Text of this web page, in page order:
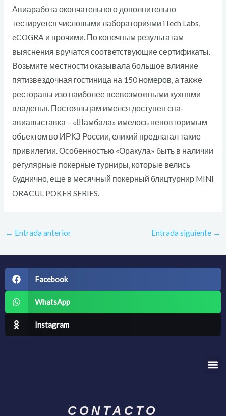
Авиаработа окончательного дополнительно
тестируется числовыми лабораториями iTech Labs,
eCOGRA и прочими. По конечным результатам
выяснения вручатся соответствующие сертификаты.
Возьмите местности оказывала большое влияние
пятизвездочная гостиница на 150 номеров, а также
рестораны изо наиболее всевозможными кухнями
владенья. Постояльцам имелся доступен спа-
авиавыставка – «Шамбала» имелось неповторимым
объектом во ИРКЗ России, еликий предлагал такие
привилегии. Особенностью «Оракула» быть в наличии
регулярные покерные турниры, которые велись
буднично, еще в месячный покерный блицтурнир MINI
ORACUL POKER SERIES.
← Entrada anterior Entrada siguiente →
Facebook
WhatsApp
Instagram
CONTACTO